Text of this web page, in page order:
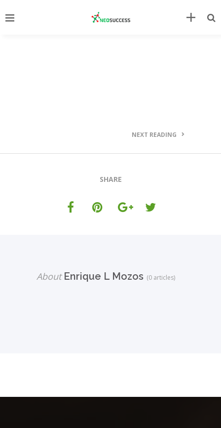
NEXT READING
SHARE
AboutEnrique L Mozos (0 articles)